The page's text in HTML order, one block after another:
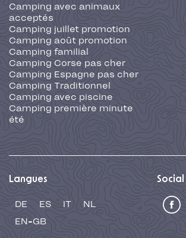
Camping avec animaux
acceptés
Camping juillet promotion
Camping août promotion
Camping familial
Camping Corse pas cher
Camping Espagne pas cher
Camping Traditionnel
Camping avec piscine
Camping première minute
été
Langues
DE ES IT
NL
EN-GB
Social